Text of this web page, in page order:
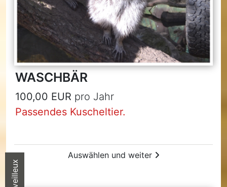
WASCHBÄR
100,00 EUR pro Jahr
Passendes Kuscheltier.
Auswählen und weiter